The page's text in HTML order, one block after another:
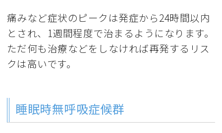
痛みなど症状のピークは発症から24時間以内
とされ、1週間程度で治まるようになります。
ただ何も治療などをしなければ再発するリス
クは高いです。
睡眠時無呼吸症候群